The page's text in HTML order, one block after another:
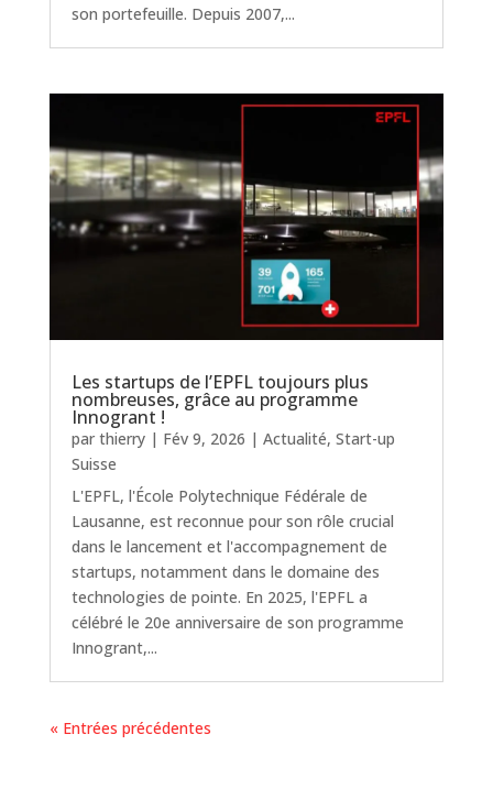
son portefeuille. Depuis 2007,...
Les startups de l’EPFL toujours plus
nombreuses, grâce au programme
Innogrant !
par thierry| Fév 9, 2026 | Actualité, Start-up
Suisse
L'EPFL, l'École Polytechnique Fédérale de
Lausanne, est reconnue pour son rôle crucial
dans le lancement et l'accompagnement de
startups, notamment dans le domaine des
technologies de pointe. En 2025, l'EPFL a
célébré le 20e anniversaire de son programme
Innogrant,...
« Entrées précédentes